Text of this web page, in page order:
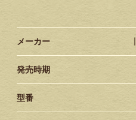
メーカー
発売時期
型番